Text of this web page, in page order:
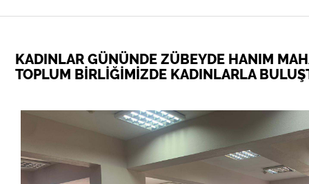
KADINLAR GÜNÜNDE ZÜBEYDE HANIM
TOPLUM BİRLİĞİMİZDE KADINLARLA